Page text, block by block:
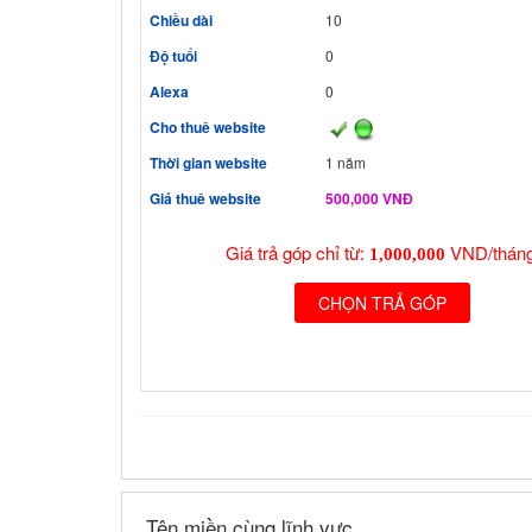
Chiều dài 10
Độ tuổi 0
Alexa 0
Cho thuê website
Thời gian website
1 năm
Giá thuê website 500,000 VNĐ
Giá trả góp chỉ từ: 1,000,000 VND/
CHỌN TRẢ GÓP